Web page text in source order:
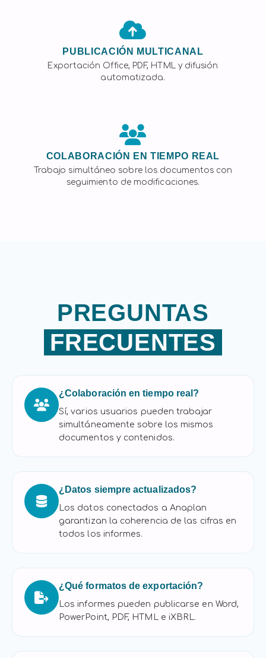
PUBLICACIÓN MULTICANAL
Exportación Office, PDF, HTML y difusión
automatizada.
COLABORACIÓN EN TIEMPO REAL
Trabajo simultáneo sobre los documentos con
seguimiento de modificaciones.
PREGUNTAS
FRECUENTES
¿Colaboración en tiempo real?
Sí, varios usuarios pueden trabajar
simultáneamente sobre los mismos
documentos y contenidos.
¿Datos siempre actualizados?
Los datos conectados a Anaplan
garantizan la coherencia de las cifras en
todos los informes.
¿Qué formatos de exportación?
Los informes pueden publicarse en Word,
PowerPoint, PDF, HTML e iXBRL.